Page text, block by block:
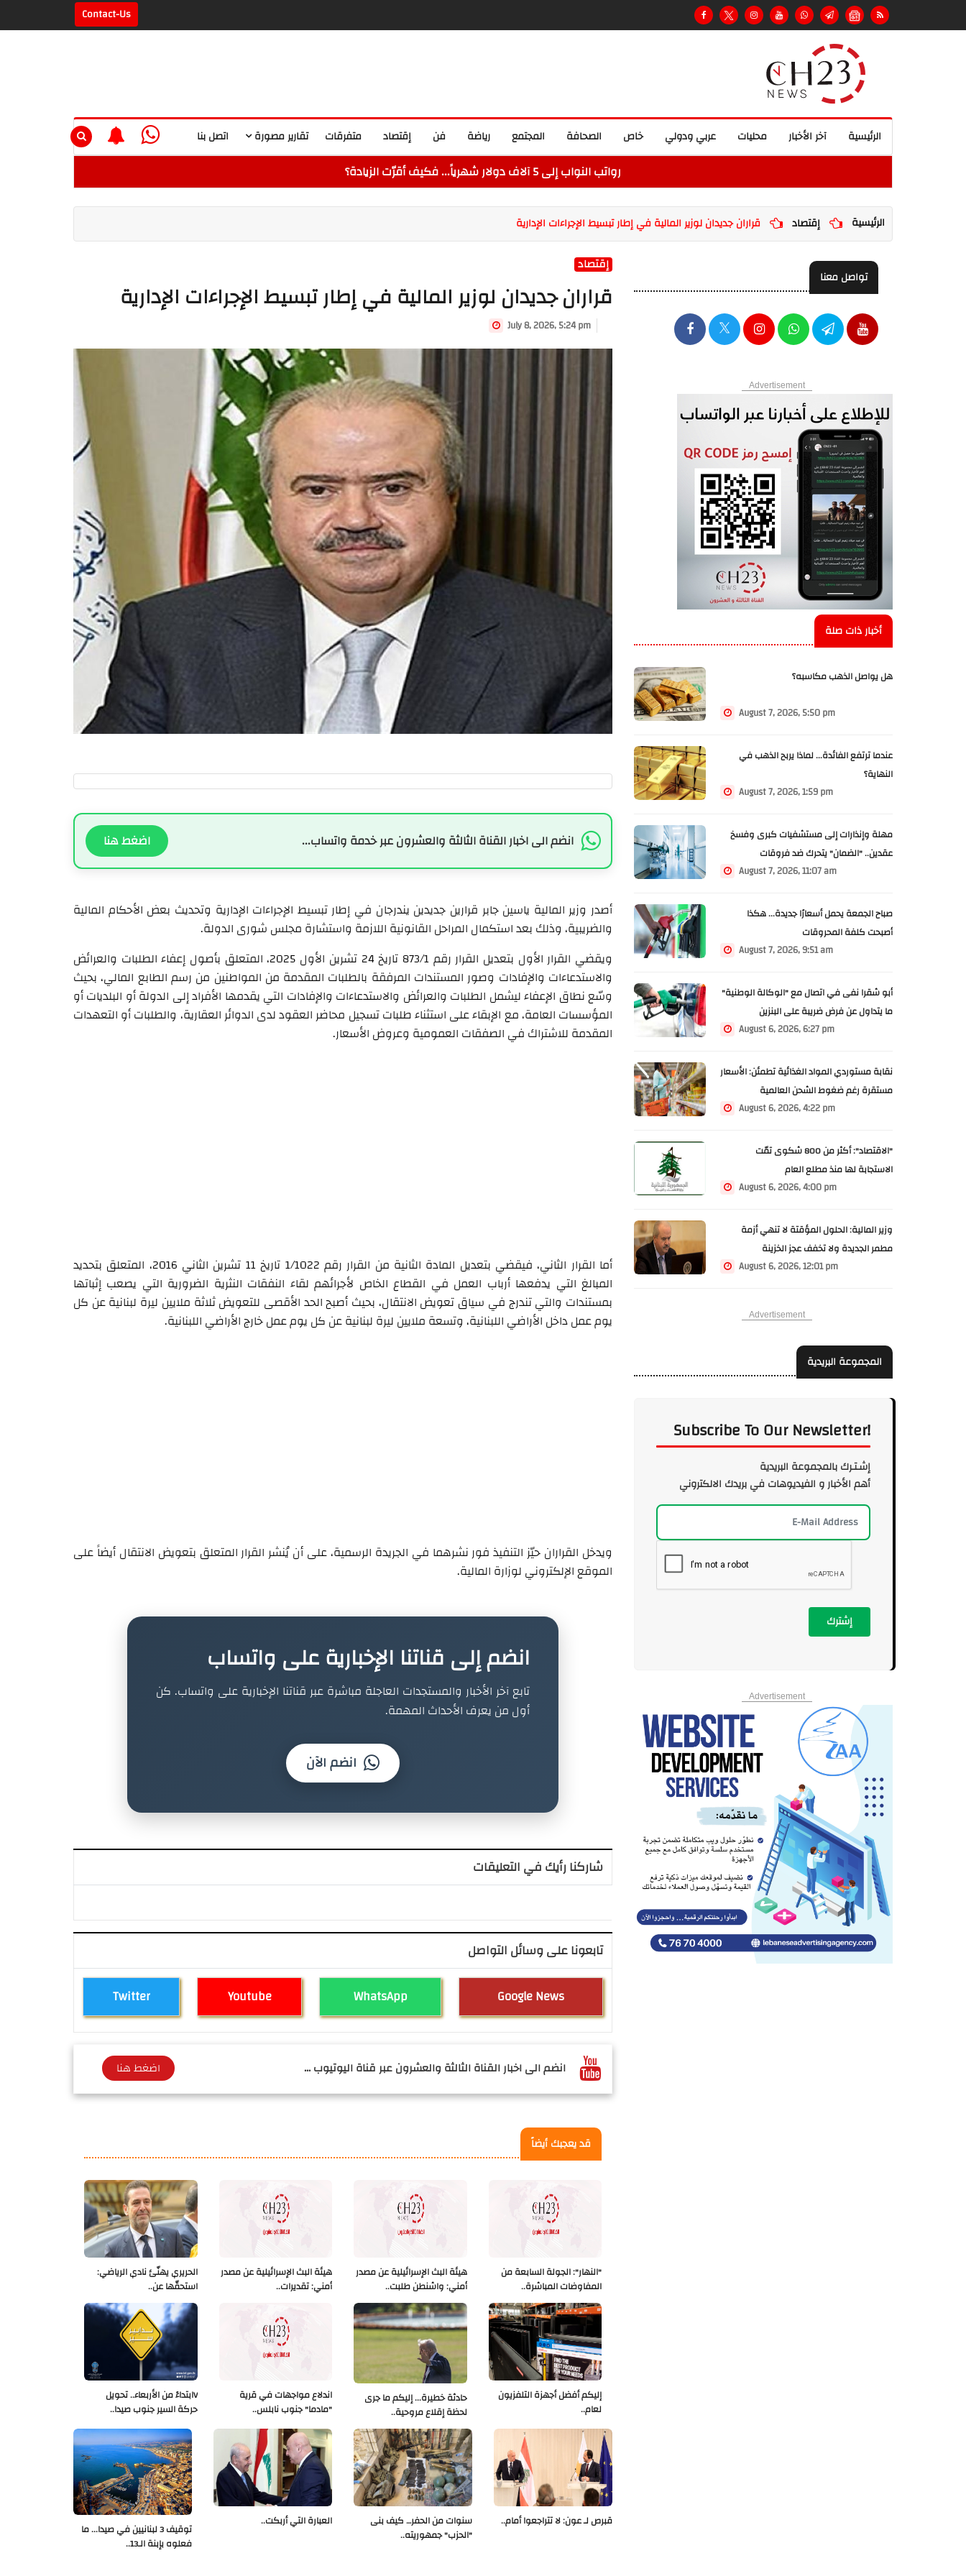
Contact-Us
اتصل بنا تقارير مصورة متفرقات إقتصاد فن رياضة المجتمع الصحافة خاص عربي ودولي محليات آخر الأخبار الرئيسية
رواتب النواب إلى 5 آلاف دولار شهرياً... فكيف أقرّت الزيادة؟
الرئيسية إقتصاد قراران جديدان لوزير المالية في إطار تبسيط الإجراءات الإدارية
إقتصاد
قراران جديدان لوزير المالية في إطار تبسيط الإجراءات الإدارية
July 8, 2026, 5:24 pm
انضم الى اخبار القناة الثالثة والعشرون عبر خدمة واتساب... اضغط هنا
أصدر وزير المالية ياسين جابر قرارين جديدين يندرجان في إطار تبسيط الإجراءات الإدارية وتحديث بعض الأحكام المالية
والضريبية، وذلك بعد استكمال المراحل القانونية اللازمة واستشارة مجلس شورى الدولة.
ويقضي القرار الأول بتعديل القرار رقم 873/1 تاريخ 24 تشرين الأول 2025، المتعلق بأصول إعفاء الطلبات والعرائض
والاستدعاءات والإفادات وصور المستندات المرفقة بالطلبات المقدمة من المواطنين من رسم الطابع المالي، بحيث
وسّع نطاق الإعفاء ليشمل الطلبات والعرائض والاستدعاءات والإفادات التي يقدمها الأفراد إلى الدولة أو البلديات أو
المؤسسات العامة، مع الإبقاء على استثناء طلبات تسجيل محاضر العقود لدى الدوائر العقارية، والطلبات أو التعهدات
المقدمة للاشتراك في الصفقات العمومية وعروض الأسعار.
أما القرار الثاني، فيقضي بتعديل المادة الثانية من القرار رقم 1/1022 تاريخ 11 تشرين الثاني 2016، المتعلق بتحديد
المبالغ التي يدفعها أرباب العمل في القطاع الخاص لأجرائهم لقاء النفقات النثرية الضرورية التي يصعب إثباتها
بمستندات والتي تندرج في سياق تعويض الانتقال، بحيث أصبح الحد الأقصى للتعويض ثلاثة ملايين ليرة لبنانية عن كل
يوم عمل داخل الأراضي اللبنانية، وتسعة ملايين ليرة لبنانية عن كل يوم عمل خارج الأراضي اللبنانية.
ويدخل القراران حيّز التنفيذ فور نشرهما في الجريدة الرسمية، على أن يُنشر القرار المتعلق بتعويض الانتقال أيضاً على
الموقع الإلكتروني لوزارة المالية.
انضم إلى قناتنا الإخبارية على واتساب
تابع آخر الأخبار والمستجدات العاجلة مباشرة عبر قناتنا الإخبارية على واتساب. كن
أول من يعرف الأحداث المهمة.
انضم الآن
شاركنا رأيك في التعليقات
تابعونا على وسائل التواصل
Twitter Youtube WhatsApp Google News
انضم الى اخبار القناة الثالثة والعشرون عبر قناة اليوتيوب ... اضغط هنا
قد يعجبك أيضاً
الحريري يهنّئ نادي الرياضي:
استحقّها عن..
هيئة البث الإسرائيلية عن مصدر
أمني: تقديرات..
هيئة البث الإسرائيلية عن مصدر
أمني: واشنطن طلبت..
"النهار": الجولة السابعة من
المفاوضات المباشرة..
Vابتداءً من الأربعاء.. تحويل
حركة السير جنوب صيدا..
اندلاع مواجهات في قرية
"مادما" جنوب نابلس..
حادثة خطيرة... إليكم ما جرى
لحظة إقلاع مروحية..
إليكم أفضل أجهزة التلفزيون
لعام..
توقيف 3 لبنانيين في صيدا... ما
فعلوه بإبنة الـ13..
العبارة التي أربكت..
سنوات من الحفر… كيف بنى
"الحزب" جمهوريته..
قبرص لـ عون: لا تتراجعوا أمام..
تواصل معنا
Advertisement
أخبار ذات صلة
هل يواصل الذهب مكاسبه؟
August 7, 2026, 5:50 pm
عندما ترتفع الفائدة... لماذا يربح الذهب في
النهاية؟
August 7, 2026, 1:59 pm
مهلة وإنذارات إلى مستشفيات كبرى وفسخ
عقدين.. "الضمان" يتحرك ضد فروقات
August 7, 2026, 11:07 am
صباح الجمعة يحمل أسعارًا جديدة... هكذا
أصبحت كلفة المحروقات
August 7, 2026, 9:51 am
أبو شقرا نفى في اتصال مع "الوكالة الوطنية"
ما يتداول عن فرض ضريبة على البنزين
August 6, 2026, 6:27 pm
نقابة مستوردي المواد الغذائية تطمئن: الأسعار
مستقرة رغم ضغوط الشحن العالمية
August 6, 2026, 4:22 pm
"الاقتصاد": أكثر من 800 شكوى تمّت
الاستجابة لها منذ مطلع العام
August 6, 2026, 4:00 pm
وزير المالية: الحلول المؤقتة لا تنهي أزمة
مطمر الجديدة ولا تخفف عجز الخزينة
August 6, 2026, 12:01 pm
Advertisement
المجموعة البريدية
Subscribe To Our Newsletter!
إشـتـرك بالمجموعة البريدية
أهم الأخبار و الفيديوهات في بريدك الالكتروني
إشترك
Advertisement